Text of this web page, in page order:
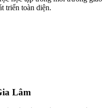
triển toàn diện.
Lâm